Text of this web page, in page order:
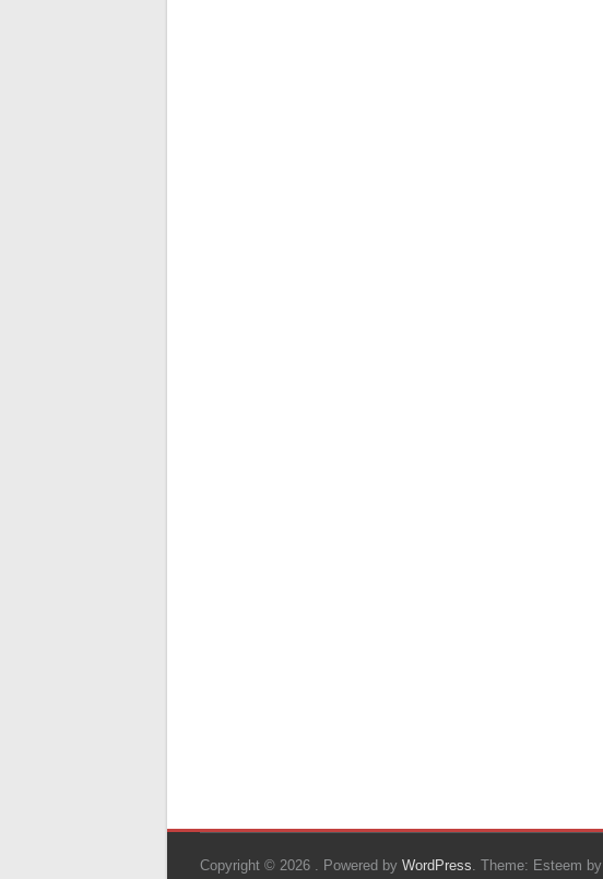
Copyright © 2026 . Powered by WordPress. Theme: Esteem by